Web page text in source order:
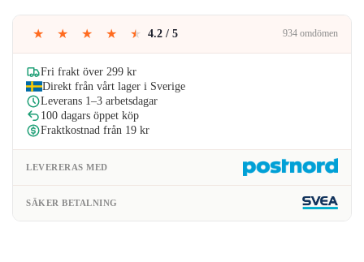
★ ★ ★ ★ ★ 4.2 / 5 934 omdömen
Fri frakt över 299 kr
Direkt från vårt lager i Sverige
Leverans 1–3 arbetsdagar
100 dagars öppet köp
Fraktkostnad från 19 kr
LEVERERAS MED
SÄKER BETALNING